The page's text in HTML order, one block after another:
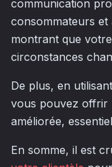
communication
consommateurs
montrant que
circonstances
De plus, en
vous pouvez offrir
améliorée,
En somme, il est